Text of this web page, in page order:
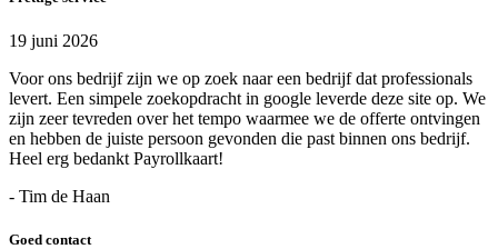
19 juni 2026
Voor ons bedrijf zijn we op zoek naar een bedrijf dat professionals
levert. Een simpele zoekopdracht in google leverde deze site op. We
zijn zeer tevreden over het tempo waarmee we de offerte ontvingen
en hebben de juiste persoon gevonden die past binnen ons bedrijf.
Heel erg bedankt Payrollkaart!
- Tim de Haan
Goed contact